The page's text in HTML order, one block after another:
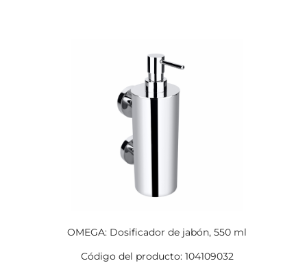
OMEGA: Dosificador de jabón, 550 ml
Código del producto: 104109032